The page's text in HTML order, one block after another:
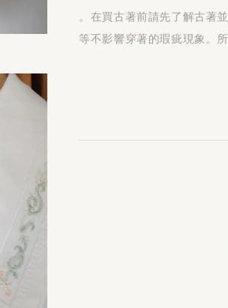
。在買古著前請先了解古著
等不影響穿著的瑕疵現象。